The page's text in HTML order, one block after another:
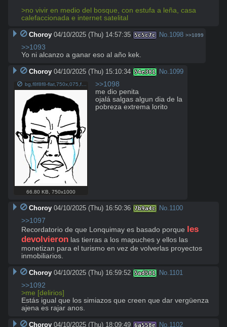
>no vivir en medio del bosque, con estufa a leña, casa
calefaccionada e internet satelital
Choroy 04/10/2025 (Thu) 14:57:35 5c5c7c No.1098 >>1099
>>1093
Yo ni alcanzo a ganar eso al año kek.
Choroy 04/10/2025 (Thu) 15:10:34 54e381 No.1099
bg,f8f8f8-flat,750x,075,f-pad,750x1000,f8f8f8.jpg
66.80 KB,750x1000
>>1098
me dio penita
ojalá salgas algun dia de la
pobreza extrema lorito
Choroy 04/10/2025 (Thu) 16:50:36 7b9a4c No. 1100
>>1097
Recordatorio de que Lonquimay es basado porque les
devolvieron las tierras a los mapuches y ellos las
monetizan para el turismo en vez de volverlas proyectos
inmobiliarios.
Choroy 04/10/2025 (Thu) 16:59:52 5ad581 No. 1101
>>1092
>me [delirios]
Estás igual que los simiazos que creen que dar vergüenza
ajena es rajar anos.
Choroy 04/10/2025 (Thu) 18:09:49 6a558e No. 1102